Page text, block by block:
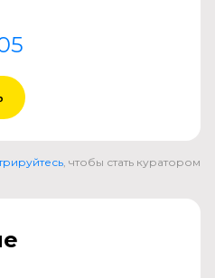
, чтобы стать куратором